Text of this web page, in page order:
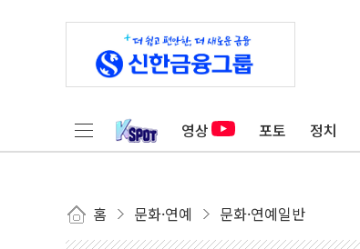
영상 포토 정치
홈 문화·연예 문화·연예일반